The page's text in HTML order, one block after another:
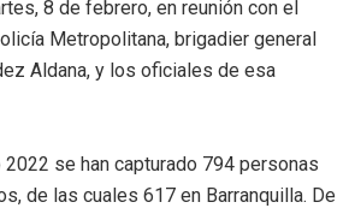
8 de febrero, en reunión con el
Metropolitana, brigadier general
Aldana, y los oficiales de esa
2022 se han capturado 794 personas
de las cuales 617 en Barranquilla. De